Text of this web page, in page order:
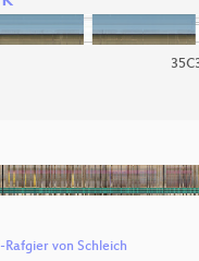
von Schleich